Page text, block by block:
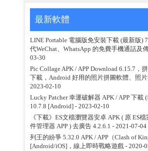
最新軟體
LINE Portable 電腦版免安裝下載 (最新版)
代WeChat、WhatsApp 的免費手機通話及
03-30
Pic Collage APK / APP Download 6.15.7，
下載，Android 好用的照片拼圖軟體、照
2023-02-10
Lucky Patcher 幸運破解器 APK / APP 下載
10.7.8 [Android] - 2023-02-10
《下載》ES文檔瀏覽器安卓 APK ( 原 ES
件管理器 APP ) 去廣告 4.2.6.1 - 2021-07-04
列王的紛爭 5.32.0 APK / APP（Clash of
[Android/iOS]，線上即時戰略遊戲- 2020-